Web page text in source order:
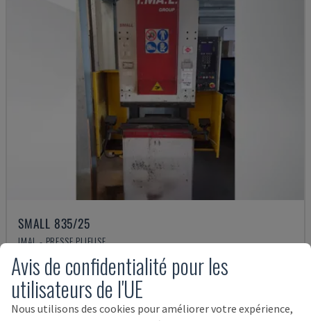
SMALL 835/25
IMAL - PRESSE PLIEUSE
ITALIE
Avis de confidentialité pour les
utilisateurs de l'UE
Nous utilisons des cookies pour améliorer votre expérience,